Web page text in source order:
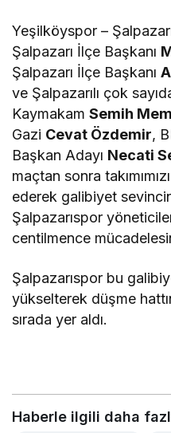
Yeşilköyspor –
Şalpazarı İlçe Başkanı
Şalpazarı İlçe Başkanı
ve Şalpazarılı çok
KaymakamSemih
Gazi Cevat Özdemir,
Başkan Adayı Necati
maçtan sonra
ederek galibiyet
Şalpazarıspor
centilmence
Şalpazarıspor bu
yükselterek düşme
sırada yer aldı.
Haberle ilgili daha